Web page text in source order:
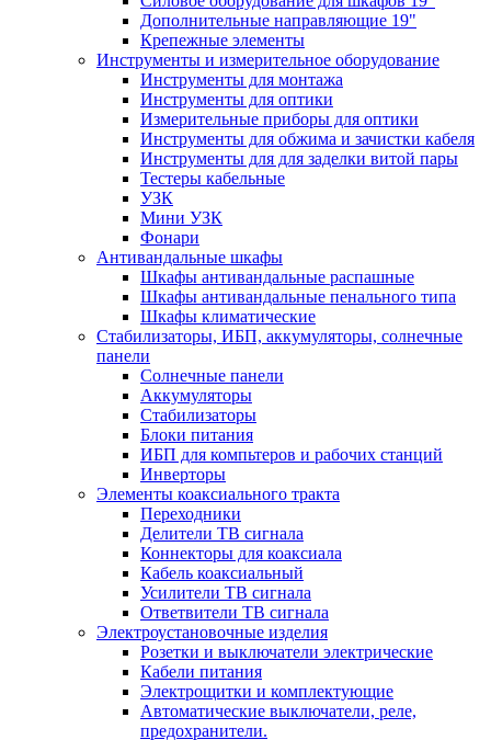
Дополнительные направляющие 19"
Крепежные элементы
Инструменты и измерительное оборудование
Инструменты для монтажа
Инструменты для оптики
Измерительные приборы для оптики
Инструменты для обжима и зачистки кабеля
Инструменты для для заделки витой пары
Тестеры кабельные
УЗК
Мини УЗК
Фонари
Антивандальные шкафы
Шкафы антивандальные распашные
Шкафы антивандальные пенального типа
Шкафы климатические
Стабилизаторы, ИБП, аккумуляторы, солнечные
панели
Солнечные панели
Аккумуляторы
Стабилизаторы
Блоки питания
ИБП для компьтеров и рабочих станций
Инверторы
Элементы коаксиального тракта
Переходники
Делители ТВ сигнала
Коннекторы для коаксиала
Кабель коаксиальный
Усилители ТВ сигнала
Ответвители ТВ сигнала
Электроустановочные изделия
Розетки и выключатели электрические
Кабели питания
Электрощитки и комплектующие
Автоматические выключатели, реле,
предохранители.